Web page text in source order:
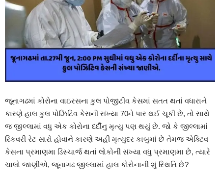
જૂનાગઢમાં કોરોના વાઇરસના કુલ પોજીટીવ કેસમાં સતત થતાં વધારાને
કારણે હાલ કુલ પોઝિટિવ કેસની સંખ્યા 70ને પાર થઈ ચૂકી છે, તો સાથે
જ જીલ્લામાં વધુ એક કોરોના દર્દીનુ મૃત્યુ પણ થયું છે. જો કે જીલ્લામાં
રિકવરી રેટ સારો હોવાને કારણે અહી મૃત્યુદર કાબુમાં છે તેમજ એક્ટિવ
કેસના પ્રમાણમા ડિસ્ચાર્જ થતાં લોકોની સંખ્યા વધુ પ્રમાણમા છે, ત્યારે
ચાલો જાણીએ, જૂનાગઢ જીલ્લામાં હાલ કોરોનાની શું સ્થિતિ છે?